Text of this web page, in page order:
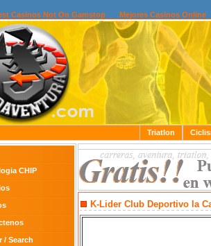
Casinos Not On Gamstop Mejores Casinos Online
Triatlon
CHIP
/ Search
K-Lider Club Deportivo la